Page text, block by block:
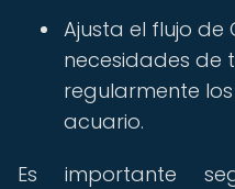
Ajusta el flujo de
necesidades de
regularmente los
acuario.
Es importante